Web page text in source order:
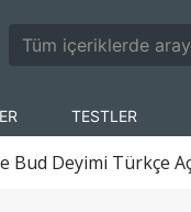
TESTLER
Deyimi Türkçe